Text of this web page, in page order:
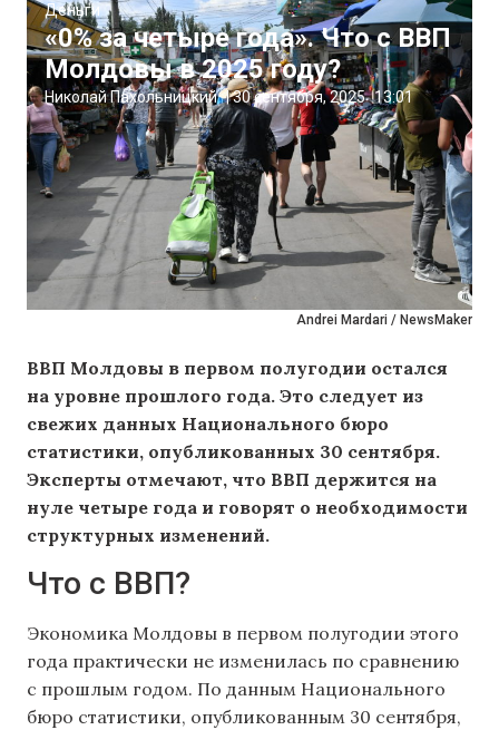
Andrei Mardari / NewsMaker
Деньги
«0% за четыре года». Что с ВВП
Молдовы в 2025 году?
Николай Пахольницкий |30 сентября, 2025 13:01
ВВП Молдовы в первом полугодии остался
на уровне прошлого года. Это следует из
свежих данных Национального бюро
статистики, опубликованных 30 сентября.
Эксперты отмечают, что ВВП держится на
нуле четыре года и говорят о необходимости
структурных изменений.
Что с ВВП?
Экономика Молдовы в первом полугодии этого
года практически не изменилась по сравнению
с прошлым годом. По данным Национального
бюро статистики, опубликованным 30 сентября,